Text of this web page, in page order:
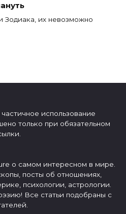
Зодиака, их невозможно
использование
только при обязательном
о самом интересном в мире.
посты об отношениях,
психологии, астрологии.
Все статьи подобраны с